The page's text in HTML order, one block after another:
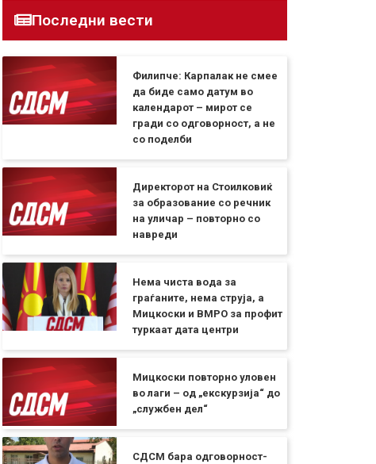
Последни вести
Филипче: Карпалак не смее
да биде само датум во
календарот – мирот се
гради со одговорност, а не
со поделби
Директорот на Стоилковиќ
за образование со речник
на уличар – повторно со
навреди
Нема чиста вода за
граѓаните, нема струја, а
Мицкоски и ВМРО за профит
туркаат дата центри
Мицкоски повторно уловен
во лаги – од „екскурзија“ до
„службен дел“
СДСМ бара одговорност-